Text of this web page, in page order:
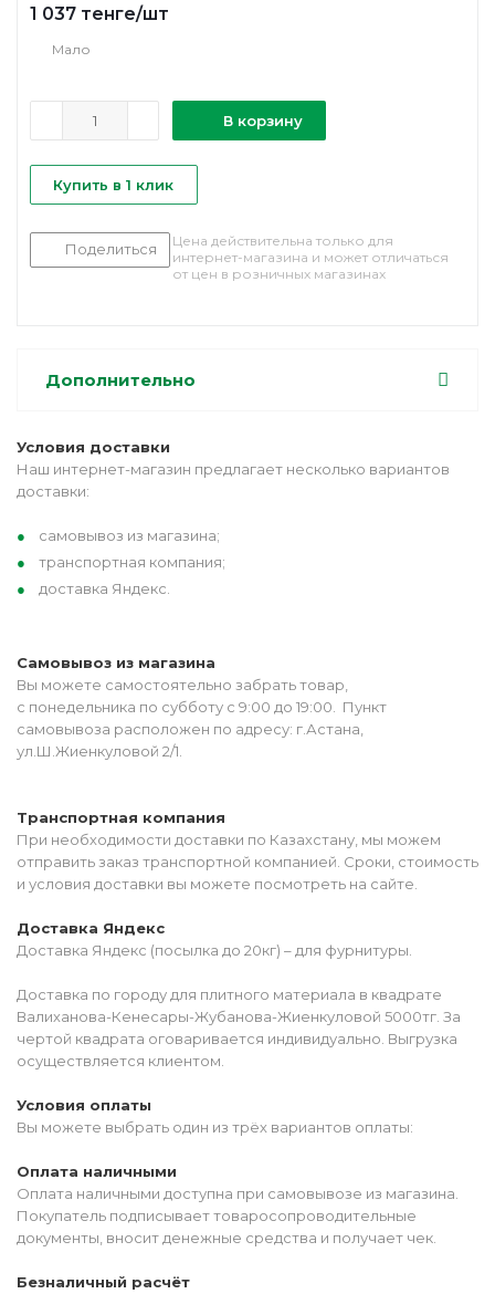
1 037 тенге/шт
Мало
В корзину
Купить в 1 клик
Поделиться
Цена действительна только для
интернет-магазина и может отличаться
от цен в розничных магазинах
Дополнительно
Условия доставки
Наш интернет-магазин предлагает несколько вариантов
доставки:
самовывоз из магазина;
транспортная компания;
доставка Яндекс.
Самовывоз из магазина
Вы можете самостоятельно забрать товар,
с понедельника по субботу с 9:00 до 19:00. Пункт
самовывоза расположен по адресу: г.Астана,
ул.Ш.Жиенкуловой 2/1.
Транспортная компания
При необходимости доставки по Казахстану, мы можем
отправить заказ транспортной компанией. Сроки, стоимость
и условия доставки вы можете посмотреть на сайте.
Доставка Яндекс
Доставка Яндекс (посылка до 20кг) – для фурнитуры.
Доставка по городу для плитного материала в квадрате
Валиханова-Кенесары-Жубанова-Жиенкуловой 5000тг. За
чертой квадрата оговаривается индивидуально. Выгрузка
осуществляется клиентом.
Условия оплаты
Вы можете выбрать один из трёх вариантов оплаты:
Оплата наличными
Оплата наличными доступна при самовывозе из магазина.
Покупатель подписывает товаросопроводительные
документы, вносит денежные средства и получает чек.
Безналичный расчёт